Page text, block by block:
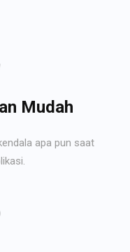
Mudah
apa pun saat